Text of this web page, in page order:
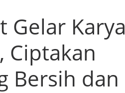
Gelar Karya
Ciptakan
Bersih dan